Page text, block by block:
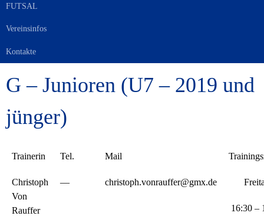
FUTSAL
Vereinsinfos
Kontakte
G – Junioren (U7 – 2019 und
jünger)
Trainerin Tel. Mail
Christoph
Von
Rauffer
— christoph.vonrauffer@gmx.de
16:30 –